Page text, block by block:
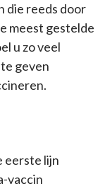
die reeds door
meest gestelde
u zo veel
geven
eerste lijn
vaccin